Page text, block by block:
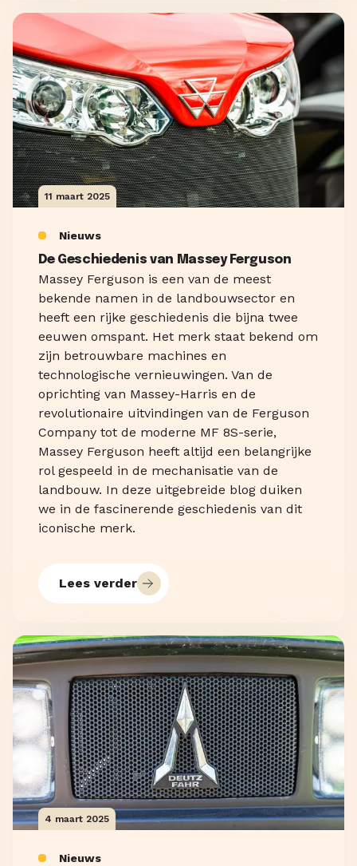
11 maart 2025
Nieuws
De Geschiedenis van Massey Ferguson
Massey Ferguson is een van de meest
bekende namen in de landbouwsector en
heeft een rijke geschiedenis die bijna twee
eeuwen omspant. Het merk staat bekend om
zijn betrouwbare machines en
technologische vernieuwingen. Van de
oprichting van Massey-Harris en de
revolutionaire uitvindingen van de Ferguson
Company tot de moderne MF 8S-serie,
Massey Ferguson heeft altijd een belangrijke
rol gespeeld in de mechanisatie van de
landbouw. In deze uitgebreide blog duiken
we in de fascinerende geschiedenis van dit
iconische merk.
Lees verder
4 maart 2025
Nieuws